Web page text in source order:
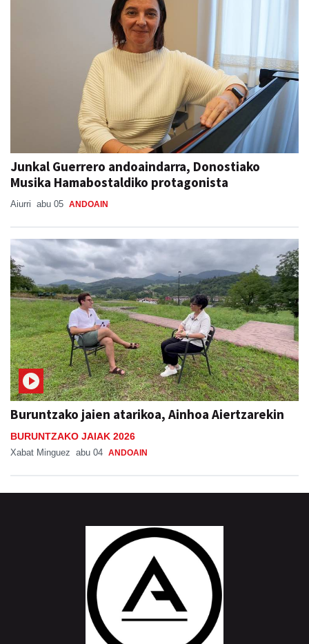
Junkal Guerrero andoaindarra, Donostiako
Musika Hamabostaldiko protagonista
Aiurri abu 05 ANDOAIN
Buruntzako jaien atarikoa, Ainhoa Aiertzarekin
BURUNTZAKO JAIAK 2026
Xabat Minguez abu 04 ANDOAIN